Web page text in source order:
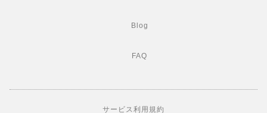
Blog
FAQ
サービス利用規約